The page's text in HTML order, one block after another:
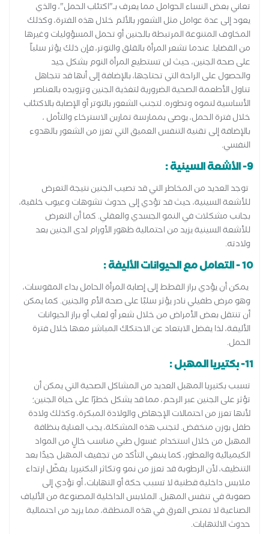
تعاني بعض النساء الحوامل مما يعرف بـ"اكتئاب الحمل"، والذي
يعود إلى عدة عوامل مثل الشعور بالألم خلال هذه الفترة، وكذلك
المخاوف المتنوعة المرتبطة بالجنين أو تحمل المسؤوليات وغيرها
من القضايا. عندما تشعر المرأة بالقلق والتوتر، فإن ذلك يؤثر سلباً
على صحة الجنين، حيث لن تستطيع المرأة النوم بشكل جيد
والحصول على الراحة التي تحتاجها، بالإضافة إلى أنها قد تتجاهل
تناول الأطعمة الصحية الضرورية لتغذية الجنين وتزويده بالعناصر
الأساسية لنموه وتطوره. لتجنب الشعور بالتوتر أو الإصابة بالاكتئاب
خلال فترة الحمل، يوصى بممارسة تمارين الاسترخاء والتأمل ،
بالإضافة إلى تقنية التنفس العميق التي تعزز من الشعور بالهدوء
النفسي.
9- الأشعة السينية :
توجد العديد من المخاطر التي قد تصيب الجنين نتيجة التعرض
للأشعة السينية، حيث قد تؤدي إلى حدوث تشوهات وعيوب خلقية،
بجانب مشكلات في النمو الجسدي والعقلي. كما أن التعرض
للأشعة السينية يزيد من احتمالية ظهور الأورام لدى الجنين بعد
ولادته.
10 - التعامل مع الحيوانات الأليفة :
يمكن أن يؤدي براز القطط إلى إصابة المرأة الحامل بداء المقوسات،
وهو مرض طفيلي نادر يؤثر سلبًا على صحة الأم والجنين. كما يمكن
أن تنتقل بعض الأمراض من خلال شعر أو لعاب أو براز الحيوانات
الأليفة، لذا يفضل الابتعاد عن الاحتكاك المباشر معها خلال فترة
الحمل.
11- بكتيريا المهبل :
تسبب بكتيريا المهبل العديد من المشاكل الصحية التي يمكن أن
تؤثر على الجنين عبر الرحم، مما قد يشكل خطرًا على حياة الجنين؛
لأنها تعزز من احتمالات الإجهاض والولادة المبكرة، وكذلك ولادة
طفل بوزن منخفض. لتجنب هذه المشكلة، يجب العناية بنظافة
المهبل من خلال استخدام غسول طبي مناسب خالٍ من المواد
الكيميائية والعطور، كما ينبغي التأكد من تجفيف المهبل جيدًا بعد
التنظيف، لأن الرطوبة قد تعزز من نمو وتكاثر البكتيريا. يفضّل ارتداء
ملابس داخلية قطنية لا تسبب حكة أو التهابات، أو تؤدي إلى
صعوبة في تنفس المهبل. الملابس الداخلية المصنوعة من الألياف
الصناعية لا تمتص العرق في هذه المنطقة، مما يزيد من احتمالية
حدوث الالتهابات.